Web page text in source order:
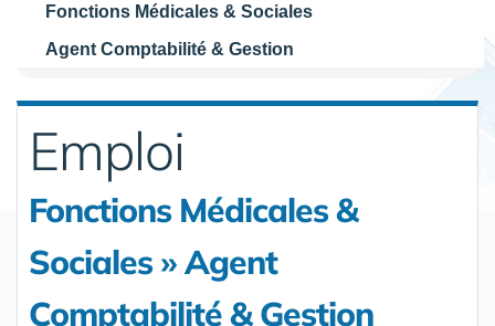
Fonctions Médicales & Sociales
Agent Comptabilité & Gestion
Emploi
Fonctions Médicales &
Sociales » Agent
Comptabilité & Gestion